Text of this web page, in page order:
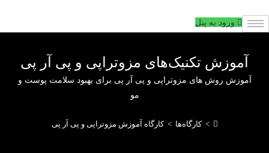
به
ورود به پنل
آموزش تکنیک‌های مزوتراپی و پی آر پی
آموزش روش های مزوتراپی و پی آر پی برای بهبود سلامت پوست و
مو
> کارگاه‌ها > کارگاه آموزش مزوتراپی و پی آر پی